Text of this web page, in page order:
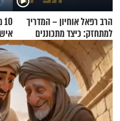
הרב רפאל אוחיון – המדריך
למתחזק: כיצד מתכוננים
לתפילה?